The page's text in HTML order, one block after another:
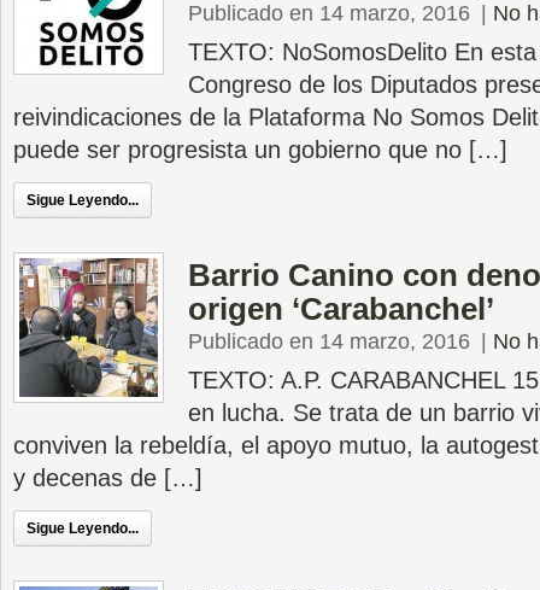
Publicado en 14 marzo, 2016 No
TEXTO: NoSomosDelito En
Congreso de los Diputados
reivindicaciones de la Plataforma No Somos
puede ser progresista un gobierno que no […]
Sigue Leyendo...
Barrio Canino con
origen ‘Carabanchel’
Publicado en 14 marzo, 2016 No
TEXTO: A.P. CARABANCHEL
en lucha. Se trata de un barrio
conviven la rebeldía, el apoyo mutuo, la
y decenas de […]
Sigue Leyendo...